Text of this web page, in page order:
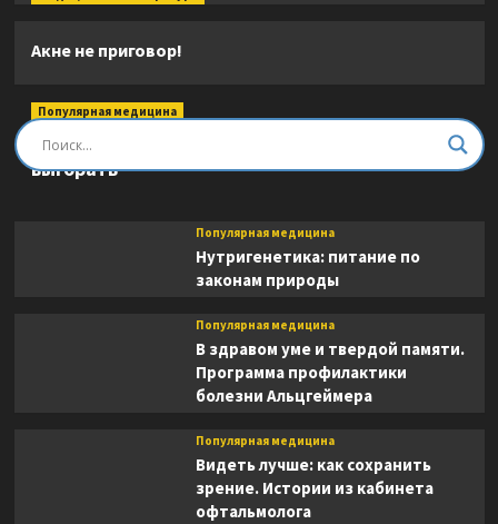
Акне не приговор!
Популярная медицина
Быть врачом. Как помогать, развиваться и не
выгорать
Популярная медицина
Нутригенетика: питание по
законам природы
Популярная медицина
В здравом уме и твердой памяти.
Программа профилактики
болезни Альцгеймера
Популярная медицина
Видеть лучше: как сохранить
зрение. Истории из кабинета
офтальмолога